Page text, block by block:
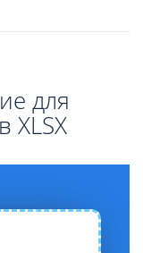
для
XLSX